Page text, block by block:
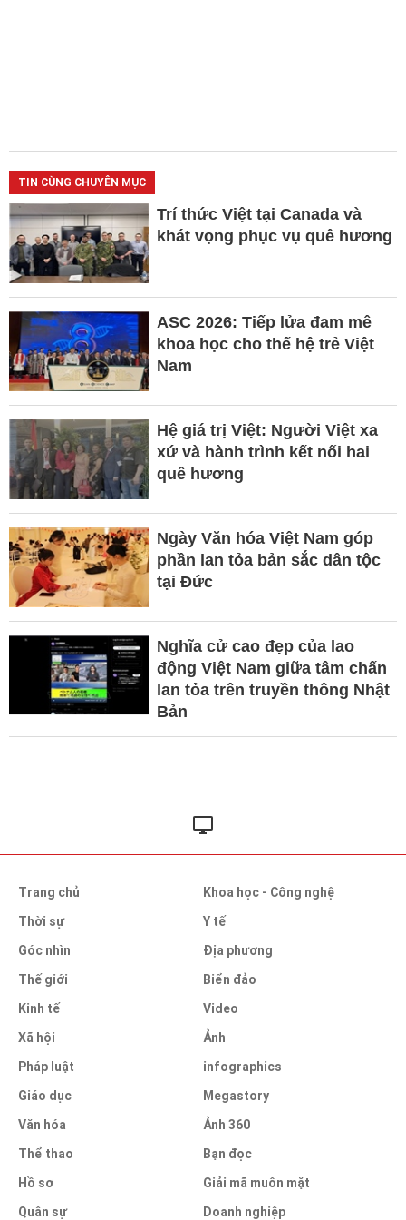
TIN CÙNG CHUYÊN MỤC
Trí thức Việt tại Canada và
khát vọng phục vụ quê hương
ASC 2026: Tiếp lửa đam mê
khoa học cho thế hệ trẻ Việt
Nam
Hệ giá trị Việt: Người Việt xa
xứ và hành trình kết nối hai
quê hương
Ngày Văn hóa Việt Nam góp
phần lan tỏa bản sắc dân tộc
tại Đức ​
Nghĩa cử cao đẹp của lao
động Việt Nam giữa tâm chấn
lan tỏa trên truyền thông Nhật
Bản
Trang chủ
Thời sự
Góc nhìn
Thế giới
Kinh tế
Xã hội
Pháp luật
Giáo dục
Văn hóa
Thể thao
Hồ sơ
Quân sự
Khoa học - Công nghệ
Y tế
Địa phương
Biển đảo
Video
Ảnh
infographics
Megastory
Ảnh 360
Bạn đọc
Giải mã muôn mặt
Doanh nghiệp